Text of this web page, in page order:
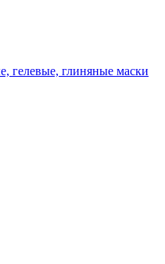
гелевые, глиняные маски